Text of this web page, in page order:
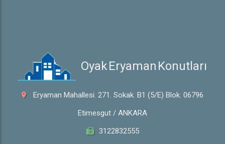
Oyak Eryaman Konutları
Eryaman Mahallesi. 271. Sokak. B1 (5/E) Blok. 06796
Etimesgut / ANKARA
3122832555